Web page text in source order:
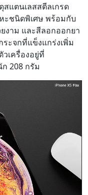
สแตนเลสสตีลเกรด
ะชนิดพิเศษ พร้อมกับ
งาม และสีลอกออกยา
ะจกที่แข็งแกร่งเพิ่ม
เครื่องอยู่ที่
208 กรัม